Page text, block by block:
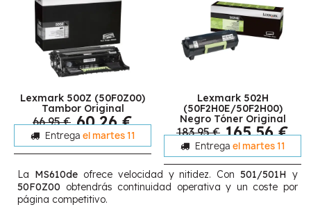
Lexmark 500Z (50F0Z00)
Tambor Original
66,95 € 60,26 €
Entrega el martes 11
Lexmark 502H
(50F2H0E/50F2H00)
Negro Tóner Original
183,95 € 165,56 €
Entrega el martes 11
La MS610deofrece velocidad y nitidez. Con501/501H y
50F0Z00 obtendrás continuidad operativa y un coste por
página competitivo.